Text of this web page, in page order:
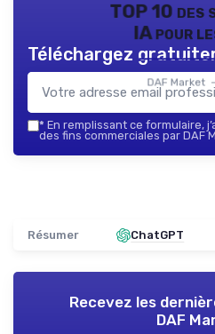
TOP 10 des
IA pour
DAF Market
Téléchargez
* En remplissant ce formulaire,
des fins commerciales par DAF
Résumer ChatGPT
Recevez les
DAF